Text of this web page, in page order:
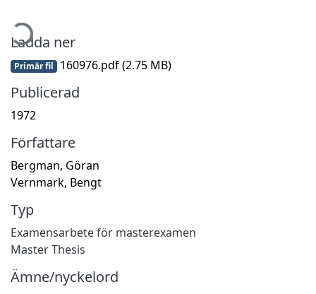
Ladda ner
Primär fil 160976.pdf(2.75 MB)
Publicerad
1972
Författare
Bergman, Göran
Vernmark, Bengt
Typ
Examensarbete för masterexamen
Master Thesis
Ämne/nyckelord